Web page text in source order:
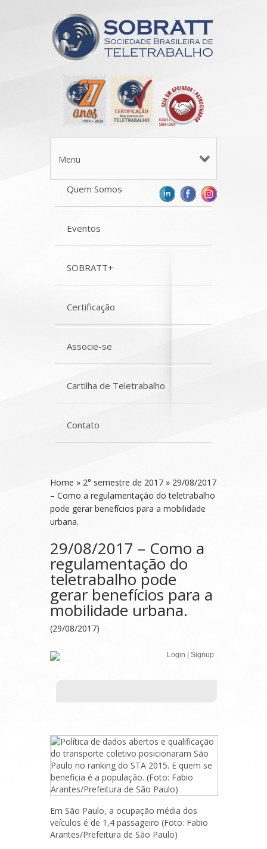
Quem Somos
Eventos
SOBRATT+
Certificação
Associe-se
Cartilha de Teletrabalho
Contato
Menu
Home » 2° semestre de 2017 » 29/08/2017
– Como a regulamentação do teletrabalho
pode gerar benefícios para a mobilidade
urbana.
29/08/2017 – Como a
regulamentação do
teletrabalho pode
gerar benefícios para a
mobilidade urbana.
(29/08/2017)
Login Signup
Em São Paulo, a ocupação média dos
veículos é de 1,4 passageiro (Foto: Fabio
Arantes/Prefeitura de São Paulo)